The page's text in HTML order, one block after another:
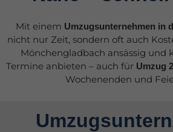
Mit einem Umzugsunternehmen in
nicht nur Zeit, sondern oft auch
Mönchengladbach ansässig und
Termine anbieten – auch für Umzug
Wochenenden und